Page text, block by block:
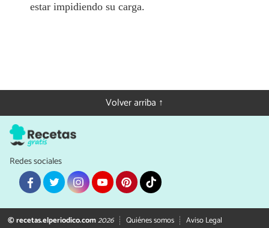
estar impidiendo su carga.
Volver arriba ↑
Redes sociales
© recetas.elperiodico.com2026 Quiénes somos
Aviso Legal